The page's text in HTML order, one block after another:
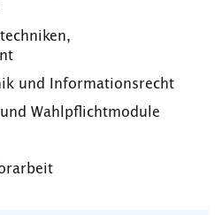
und Informationsrecht
Wahlpflichtmodule